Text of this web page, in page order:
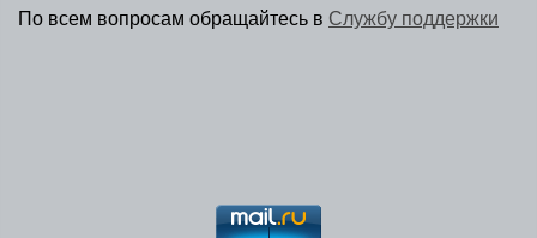
По всем вопросам обращайтесь в Службу поддержки